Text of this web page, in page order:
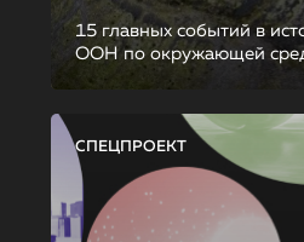
15 главных событий в
ООН по окружающей
СПЕЦПРОЕКТ